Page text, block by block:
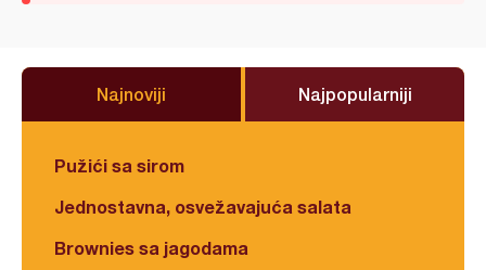
Najnoviji Najpopularniji
Pužići sa sirom
Jednostavna, osvežavajuća salata
Brownies sa jagodama